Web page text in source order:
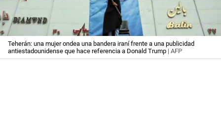
Teherán: una mujer ondea una bandera iraní frente a una publicidad
antiestadounidense que hace referencia a Donald Trump | AFP